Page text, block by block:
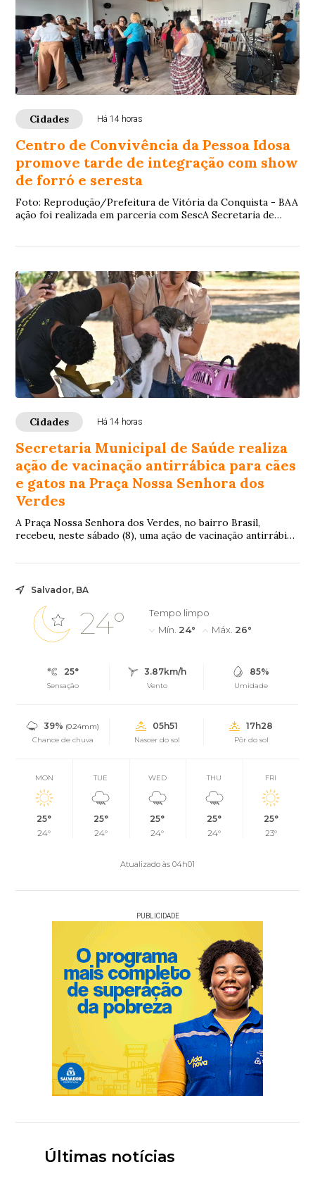
Cidades Há 14 horas
Centro de Convivência da Pessoa Idosa
promove tarde de integração com show
de forró e seresta
Foto: Reprodução/Prefeitura de Vitória da Conquista - BAA
ação foi realizada em parceria com SescA Secretaria de
Cidades Há 14 horas
Secretaria Municipal de Saúde realiza
ação de vacinação antirrábica para cães
e gatos na Praça Nossa Senhora dos
Verdes
A Praça Nossa Senhora dos Verdes, no bairro Brasil,
recebeu, neste sábado (8), uma ação de vacinação antirrábica
Salvador, BA
24°
Tempo limpo
Mín. 24° Máx. 26°
25°
Sensação
3.87km/h
Vento
85%
Umidade
39% (0.24mm)
Chance de chuva
05h51
Nascer do sol
17h28
Pôr do sol
MON
25°
24°
TUE
25°
24°
WED
25°
24°
THU
25°
24°
FRI
25°
23°
Atualizado às 04h01
PUBLICIDADE
Últimas notícias